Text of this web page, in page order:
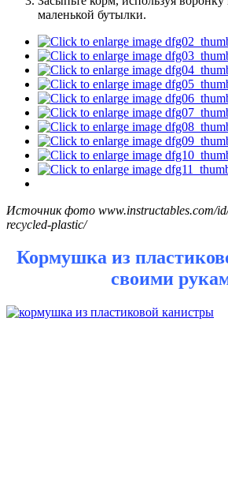
маленькой бутылки.
Источник фото www.instructables.com/
recycled-plastic/
Кормушка из
своими